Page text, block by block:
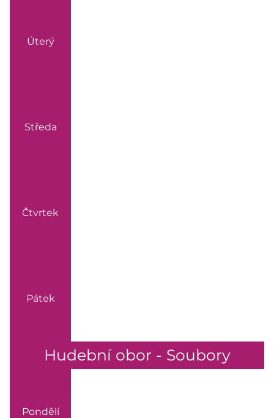
Úterý
Středa
Čtvrtek
Pátek
Hudební obor - Soubory
Pondělí